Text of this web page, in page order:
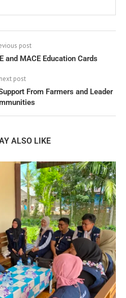
post
and MACE Education Cards
next post
From Farmers and Leader
ALSO LIKE